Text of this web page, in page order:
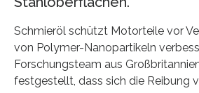
Schmieröl schützt Motorteile vor
von Polymer-Nanopartikeln
Forschungsteam aus
festgestellt, dass sich die Reibung